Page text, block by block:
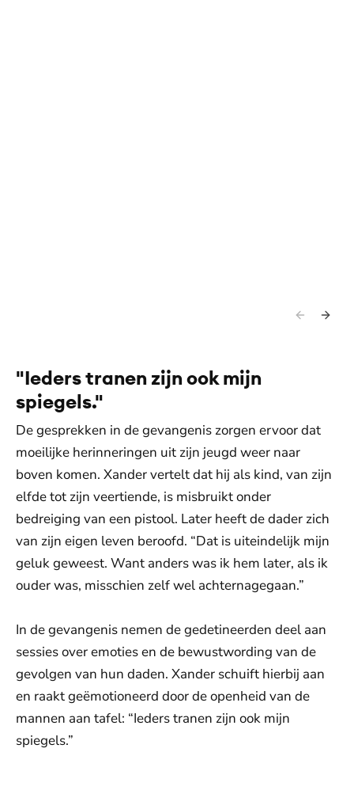
"Ieders tranen zijn ook mijn
spiegels."
De gesprekken in de gevangenis zorgen ervoor dat
moeilijke herinneringen uit zijn jeugd weer naar
boven komen. Xander vertelt dat hij als kind, van zijn
elfde tot zijn veertiende, is misbruikt onder
bedreiging van een pistool. Later heeft de dader zich
van zijn eigen leven beroofd. “Dat is uiteindelijk mijn
geluk geweest. Want anders was ik hem later, als ik
ouder was, misschien zelf wel achternagegaan.”
In de gevangenis nemen de gedetineerden deel aan
sessies over emoties en de bewustwording van de
gevolgen van hun daden. Xander schuift hierbij aan
en raakt geëmotioneerd door de openheid van de
mannen aan tafel: “Ieders tranen zijn ook mijn
spiegels.”